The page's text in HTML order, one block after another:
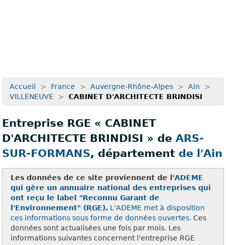
Accueil > France > Auvergne-Rhône-Alpes > Ain
>
VILLENEUVE
> CABINET D'ARCHITECTE BRINDISI
Entreprise RGE « CABINET
D'ARCHITECTE BRINDISI » deARS-
SUR-FORMANS, département de l'Ain
Les données de ce site proviennent de l'ADEME
qui gère un annuaire national des entreprises qui
ont reçu le label "Reconnu Garant de
l'Environnement" (RGE). L'ADEME met à disposition
ces informations sous forme de données ouvertes. Ces
données sont actualisées une fois par mois. Les
informations suivantes concernent l'entreprise RGE